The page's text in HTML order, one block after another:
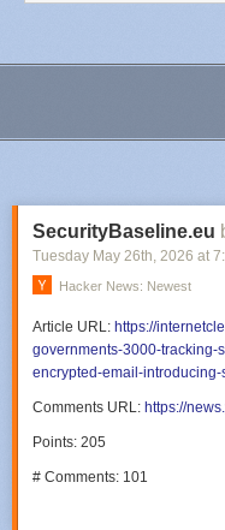
SecurityBaseline.eu
Tuesday May 26th, 2026 at
Hacker News: Newest
Article URL: https://
governments-3000-tracking-
encrypted-email-
Comments URL: https://
Points: 205
# Comments: 101